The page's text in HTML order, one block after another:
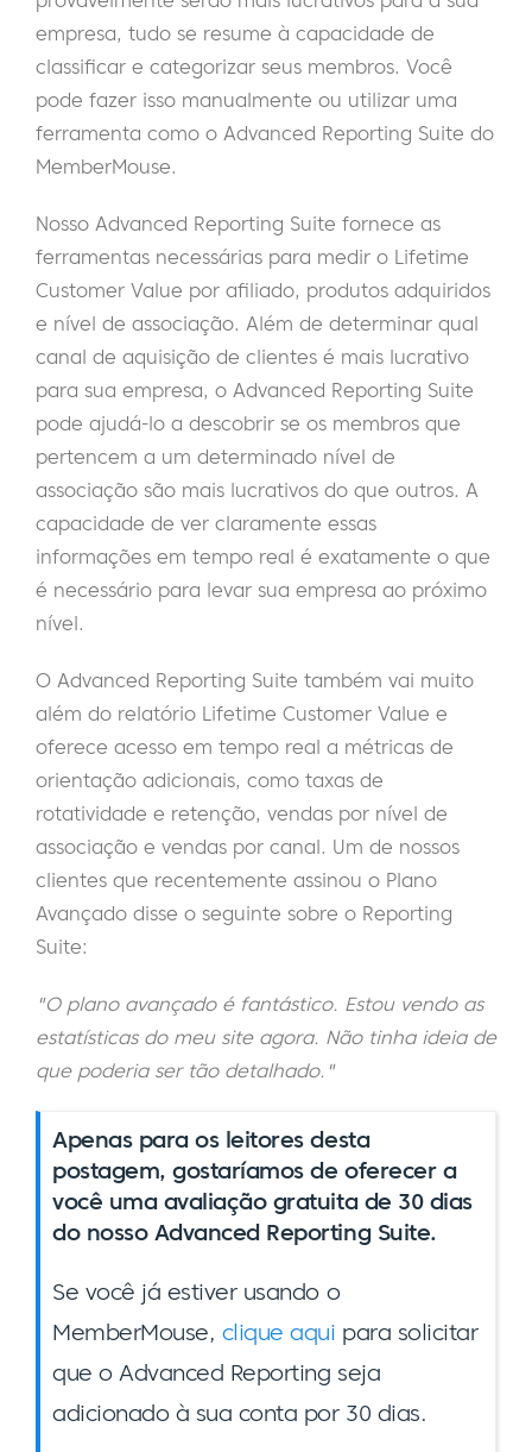
empresa, tudo se resume à capacidade de
classificar e categorizar seus membros. Você
pode fazer isso manualmente ou utilizar uma
ferramenta como o Advanced Reporting Suite do
MemberMouse.
Nosso Advanced Reporting Suite fornece as
ferramentas necessárias para medir o Lifetime
Customer Value por afiliado, produtos adquiridos
e nível de associação. Além de determinar qual
canal de aquisição de clientes é mais lucrativo
para sua empresa, o Advanced Reporting Suite
pode ajudá-lo a descobrir se os membros que
pertencem a um determinado nível de
associação são mais lucrativos do que outros. A
capacidade de ver claramente essas
informações em tempo real é exatamente o que
é necessário para levar sua empresa ao próximo
nível.
O Advanced Reporting Suite também vai muito
além do relatório Lifetime Customer Value e
oferece acesso em tempo real a métricas de
orientação adicionais, como taxas de
rotatividade e retenção, vendas por nível de
associação e vendas por canal. Um de nossos
clientes que recentemente assinou o Plano
Avançado disse o seguinte sobre o Reporting
Suite:
"O plano avançado é fantástico. Estou vendo as
estatísticas do meu site agora. Não tinha ideia de
que poderia ser tão detalhado."
Apenas para os leitores desta
postagem, gostaríamos de oferecer a
você uma avaliação gratuita de 30 dias
do nosso Advanced Reporting Suite.
Se você já estiver usando o
MemberMouse, clique aqui para solicitar
que o Advanced Reporting seja
adicionado à sua conta por 30 dias.